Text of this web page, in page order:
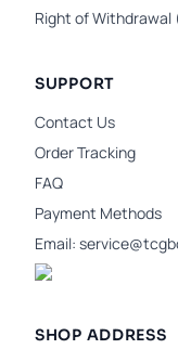
Right of Withdrawal
SUPPORT
Contact Us
Order Tracking
FAQ
Payment Methods
Email:
SHOP ADDRESS